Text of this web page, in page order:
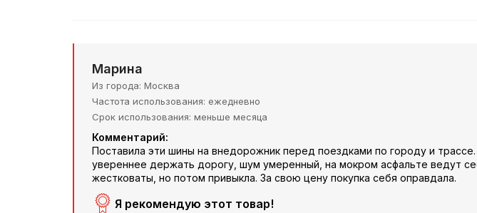
Марина
Из города Москва
Частота использования ежедневно
Срок использования меньше месяца
Комментарий:
Поставила эти шины на внедорожник перед поездками по городу и
увереннее держать дорогу, шум умеренный, на мокром асфальте ведут
жестковаты, но потом привыкла. За свою цену покупка себя оправдала.
Я рекомендую этот товар!